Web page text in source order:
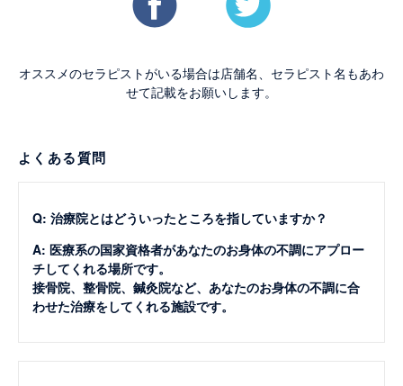
オススメのセラピストがいる場合は店舗名、セラピスト名もあわ
せて記載をお願いします。
よくある質問
Q: 治療院とはどういったところを指していますか？
A: 医療系の国家資格者があなたのお身体の不調にアプロー
チしてくれる場所です。
接骨院、整骨院、鍼灸院など、あなたのお身体の不調に合
わせた治療をしてくれる施設です。